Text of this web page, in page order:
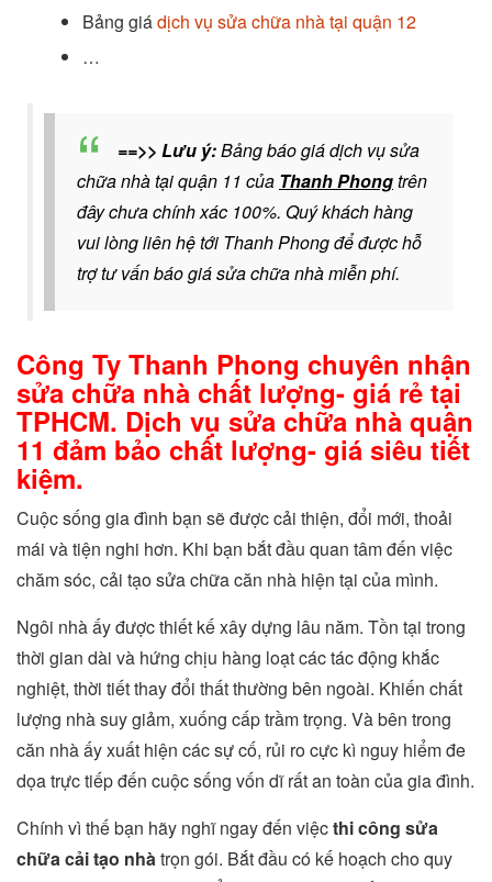
Bảng giádịch vụ sửa chữa nhà tại quận 12
…
==>> Lưu ý:Bảng báo giá dịch vụ sửa
chữa nhà tại quận 11 của Thanh Phongtrên
đây chưa chính xác 100%. Quý khách hàng
vui lòng liên hệ tới Thanh Phong để đượchỗ
trợ tư vấn báo giá sửa chữa nhà miễn phí.
Công Ty Thanh Phong chuyên nhận
sửa chữa nhà chất lượng- giá rẻ tại
TPHCM. Dịch vụ sửa chữa nhà quận
11 đảm bảo chất lượng- giá siêu tiết
kiệm.
Cuộc sống gia đình bạn sẽ được cải thiện, đổi mới, thoải
mái và tiện nghi hơn. Khi bạn bắt đầu quan tâm đến việc
chăm sóc, cải tạo sửa chữa căn nhà hiện tại của mình.
Ngôi nhà ấy được thiết kế xây dựng lâu năm. Tồn tại trong
thời gian dài và hứng chịu hàng loạt các tác động khắc
nghiệt, thời tiết thay đổi thất thường bên ngoài. Khiến chất
lượng nhà suy giảm, xuống cấp trầm trọng. Và bên trong
căn nhà ấy xuất hiện các sự cố, rủi ro cực kì nguy hiểm đe
dọa trực tiếp đến cuộc sống vốn dĩ rất an toàn của gia đình.
Chính vì thế bạn hãy nghĩ ngay đến việcthi công sửa
chữa cải tạo nhàtrọn gói. Bắt đầu có kế hoạch cho quy